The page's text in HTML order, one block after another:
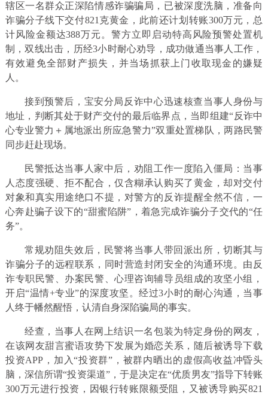
辖区一名群众正深陷情感诈骗骗局，已被深度洗脑，准备向
诈骗分子线下交付821克黄金，此前还计划转账300万元，总
计风险金额达388万元。警方立即启动特高风险预警处置机
制，双线出击，历经3小时耐心劝导，成功做通当事人工作，
有效避免全部财产损失，并当场抓获上门收取现金的嫌疑
人。
接到预警后，宝安分局反诈中心迅速核查当事人身份与
地址，判断其处于财产交付的最后临界点，当即组建“反诈中
心专业警力＋属地派出所应急警力”双重处置梯队，两路民警
同步赶赴现场。
民警抵达当事人家中后，劝阻工作一度陷入僵局：当事
人态度强硬、拒不配合，仅含糊承认购买了黄金，却对交付
对象和真实用途绝口不提，对警方的反诈提醒全然不信，一
心奔赴骗子设下的“甜蜜陷阱”，着急完成诈骗分子交代的“任
务”。
常规劝阻失效后，民警将当事人带回派出所，切断其与
诈骗分子的远程联系，同时营造封闭安全的沟通环境。由反
诈专职民警、办案民警、心理咨询辅导员组成的攻坚小组，
开启“温情+专业”的深度攻坚。经过3小时的耐心沟通，当事
人终于幡然醒悟，认清自身深陷骗局的事实。
经查，当事人在网上结识一名包装为特定身份的网友，
在该网友甜言蜜语攻势下发展为婚恋关系，随后被诱导下载
投资APP，加入“投资群”，被群内晒出的虚假高收益冲昏头
脑，深信所谓“投资渠道”，于是决定在“优质男友”指导下转账
300万元进行投资，因银行转账限额受阻，又被诱导购买821